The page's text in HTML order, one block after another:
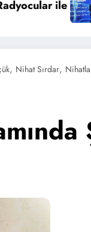
Günü
, Nihat Sırdar,